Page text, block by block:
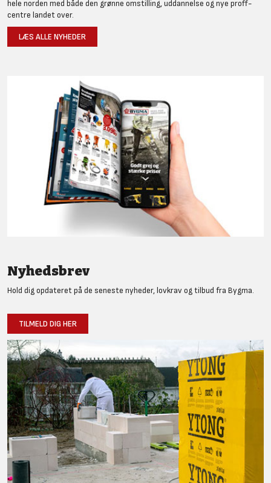
hele norden med både den grønne omstilling, uddannelse og nye proff-
centre landet over.
LÆS ALLE NYHEDER
Nyhedsbrev
Hold dig opdateret på de seneste nyheder, lovkrav og tilbud fra Bygma.
TILMELD DIG HER